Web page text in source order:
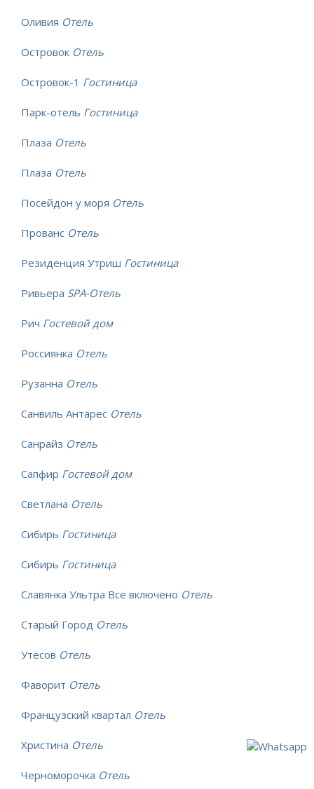
Оливия Отель
Островок Отель
Островок-1 Гостиница
Парк-отель Гостиница
Плаза Отель
Плаза Отель
Посейдон у моря Отель
Прованс Отель
Резиденция Утриш Гостиница
Ривьера SPA-Отель
Рич Гостевой дом
Россиянка Отель
Рузанна Отель
Санвиль Антарес Отель
Санрайз Отель
Сапфир Гостевой дом
Светлана Отель
Сибирь Гостиница
Сибирь Гостиница
Славянка Ультра Все включено Отель
Старый Город Отель
Утёсов Отель
Фаворит Отель
Французский квартал Отель
Христина Отель
Черноморочка Отель